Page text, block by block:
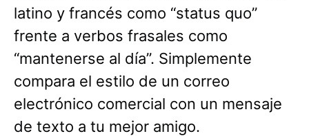
latino y francés como “status quo”
frente a verbos frasales como
“mantenerse al día”. Simplemente
compara el estilo de un correo
electrónico comercial con un mensaje
de texto a tu mejor amigo.